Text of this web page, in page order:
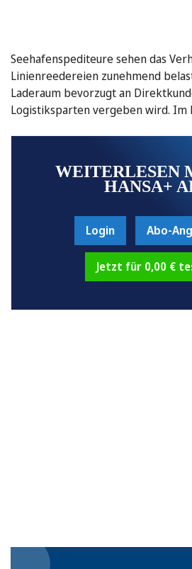
Seehafenspediteure sehen das
Linienreedereien zunehmend
Laderaum bevorzugt an
Logistiksparten vergeben wird. Im
WEITERLESEN
HANSA+
Login Abo-
Jetzt für 0,00 €